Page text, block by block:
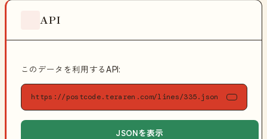
API
このデータを利用するAPI:
https://postcode.teraren.com/lines/335.json
JSONを表示